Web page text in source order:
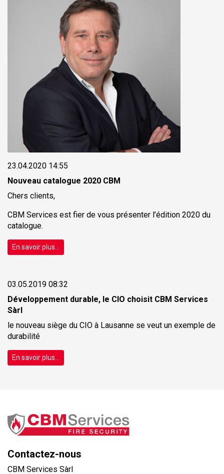
23.04.2020 14:55
Nouveau catalogue 2020 CBM
Chers clients,
CBM Services est fier de vous présenter l’édition 2020 du
catalogue.
En savoir plus...
03.05.2019 08:32
Développement durable, le CIO choisit CBM Services
Sàrl
le nouveau siège du CIO à Lausanne se veut un exemple de
durabilité
En savoir plus...
Contactez-nous
CBM Services Sàrl